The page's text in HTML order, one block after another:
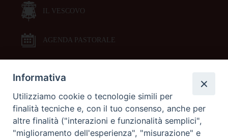
IL VESCOVO
AGENDA PASTORALE
DOCUMENTI PASTORALI
ORARI MESSE
Informativa
Utilizziamo cookie o tecnologie simili per
finalità tecniche e, con il tuo consenso, anche per
altre finalità ("interazioni e funzionalità semplici",
"miglioramento dell'esperienza", "misurazione" e